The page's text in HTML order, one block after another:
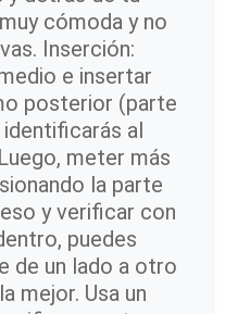
cómoda y no
Inserción:
e insertar
posterior (parte
al
meter más
la parte
y verificar con
puedes
de un lado a otro
mejor. Usa un